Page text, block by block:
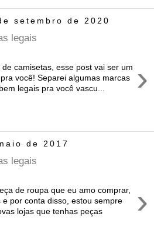
setembro de 2020
legais
›
camisetas, esse post vai ser um
você! Separei algumas marcas
legais pra você vascu...
de 2017
legais
›
de roupa que eu amo comprar,
e por conta disso, estou sempre
lojas que tenhas peças